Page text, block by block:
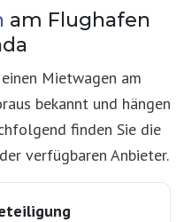
am Flughafen
Mietwagen am
bekannt und hängen
finden Sie die
verfügbaren Anbieter.